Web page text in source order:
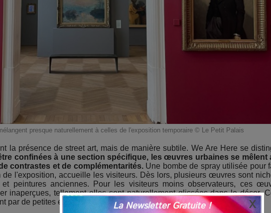
presque naturellement à celles de l'exposition temporaire © Le Petit Palais
la présence de street art, mais de manière subtile. We Are Here se
confinées à une section spécifique, les œuvres urbaines se mêlent
contrastes et de complémentarités.Une bombe de spray utilisée pour
de l'exposition, accueille les visiteurs. Dès lors, plusieurs œuvres sont
peintures anciennes. Pour les visiteurs moins observateurs, ces
inaperçues, tellement elles sont naturellement glissées dans le décor.
par de petites étiquettes explicatives.La Newsletter Gratuite !